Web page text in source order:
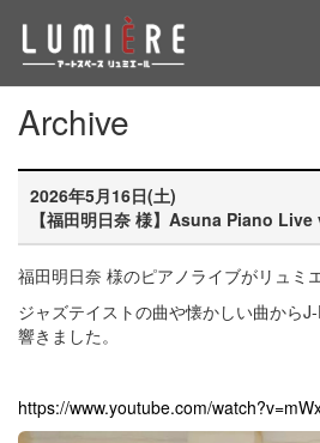
Archive
2026年5月16日(土)
【福田明日奈 様】Asuna Piano
福田明日奈 様のピアノライブがリュミ
ジャズテイストの曲や懐かしい曲から
響きました。
https://www.youtube.com/